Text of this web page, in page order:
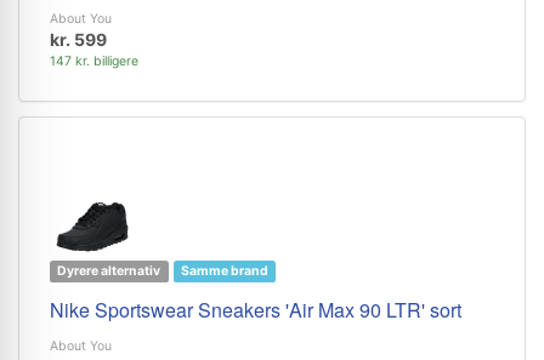
About You
kr. 599
147 kr. billigere
Dyrere alternativ Samme brand
Nike Sportswear Sneakers 'Air Max 90 LTR' sort
About You